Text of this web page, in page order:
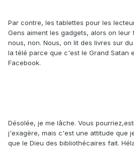
Par contre, les tablettes pour les
Gens aiment les gadgets, alors on leur
nous, non. Nous, on lit des livres sur
la télé parce que c'est le Grand Satan
Facebook.
Désolée, je me lâche. Vous
j'exagère, mais c'est une attitude que
que le Dieu des bibliothécaires fait.